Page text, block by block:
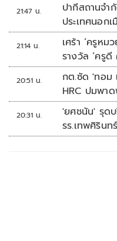
21:47 น.
ปากีสถานจำ
ประเทศนอก
21:14 น.
เศร้า ‘ครูหม
รางวัล ‘ครูดี
20:51 น.
กต.ซัด 'ทอม
HRC ปมพา
20:31 น.
'ยศชนัน' รุดบ
รร.เทพศิรินท